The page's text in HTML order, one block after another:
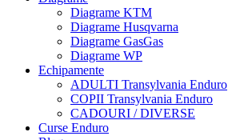
Diagrame KTM
Diagrame Husqvarna
Diagrame GasGas
Diagrame WP
Echipamente
ADULTI Transylvania Enduro
COPII Transylvania Enduro
CADOURI / DIVERSE
Curse Enduro